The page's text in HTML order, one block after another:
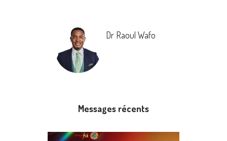
Dr Raoul Wafo
Messages récents